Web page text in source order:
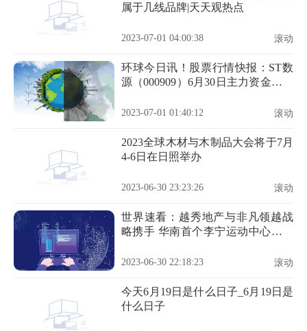
属于几线品牌|天天观热点
2023-07-01 04:00:38 滚动
环球今日讯！股票行情快报：ST数
源（000909）6月30日主力资金净卖
2023-07-01 01:40:12 滚动
2023全球木材与木制品大会将于7月
4-6日在日照举办
2023-06-30 23:23:26 滚动
世界速看：越秀地产与非凡领越战
略携手 华南首个李宁运动中心落子
2023-06-30 22:18:23 滚动
今天6月19日是什么日子_6月19日是
什么日子